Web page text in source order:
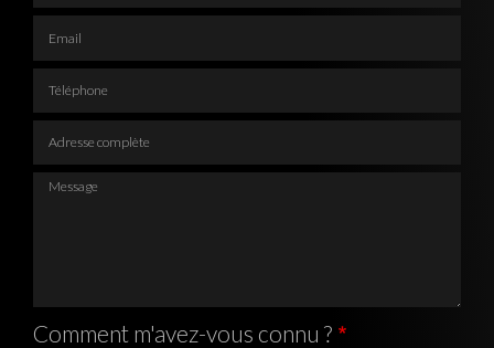
Message
Comment m'avez-vous connu ?